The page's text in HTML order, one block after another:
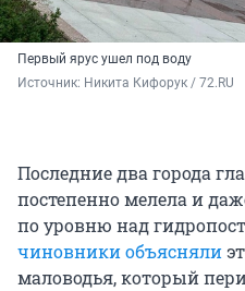
Первый ярус ушел под воду
Источник: Никита Кифорук / 72.RU
Последние два города
постепенно мелела и
по уровню над
чиновники объясняли
маловодья, который